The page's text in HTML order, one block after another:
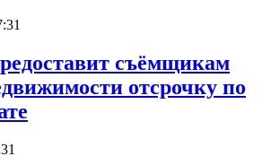
съёмщикам
отсрочку по